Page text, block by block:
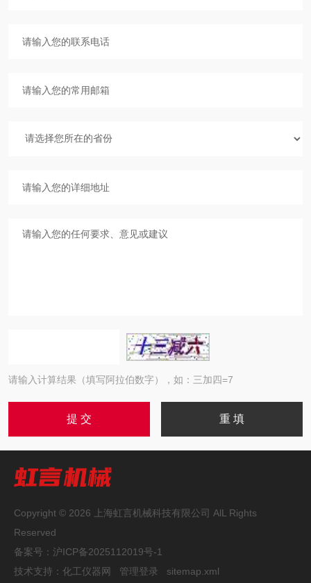
请输入计算结果（填写阿拉伯数字），如：三加四=7
Copyright © 2026 上海虹言机械科技有限公司 AlL Rights
Reserved
备案号： 沪ICP备2025112019号-1
技术支持： 化工仪器网 管理登录 sitemap.xml